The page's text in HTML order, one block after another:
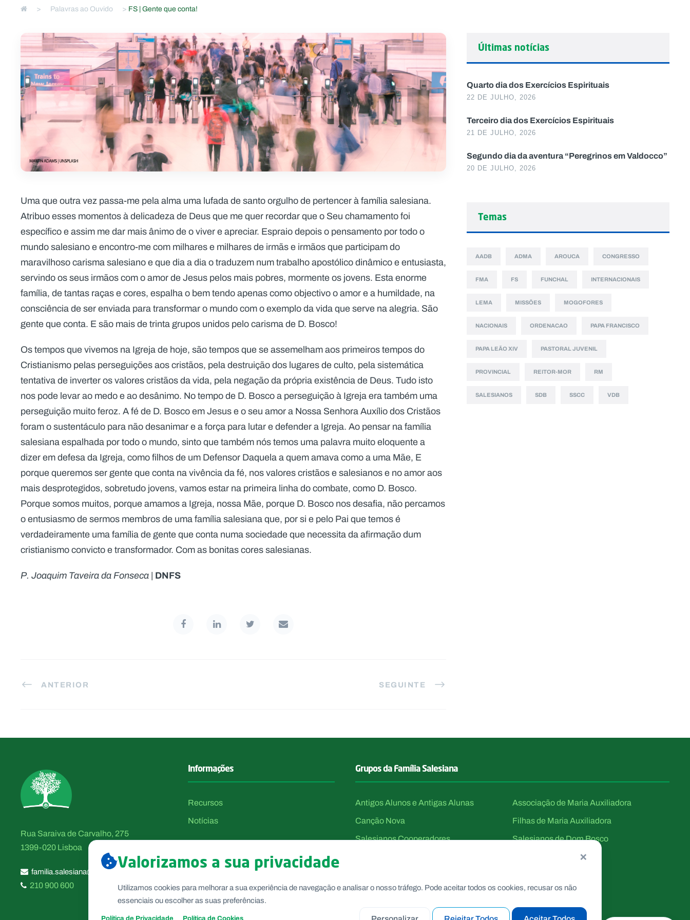
> Palavras ao Ouvido > FS | Gente que conta!
Uma que outra vez passa-me pela alma uma lufada de santo orgulho de pertencer à família salesiana.
Atribuo esses momentos à delicadeza de Deus que me quer recordar que o Seu chamamento foi
específico e assim me dar mais ânimo de o viver e apreciar. Espraio depois o pensamento por todo o
mundo salesiano e encontro-me com milhares e milhares de irmãs e irmãos que participam do
maravilhoso carisma salesiano e que dia a dia o traduzem num trabalho apostólico dinâmico e entusiasta,
servindo os seus irmãos com o amor de Jesus pelos mais pobres, mormente os jovens. Esta enorme
família, de tantas raças e cores, espalha o bem tendo apenas como objectivo o amor e a humildade, na
consciência de ser enviada para transformar o mundo com o exemplo da vida que serve na alegria. São
gente que conta. E são mais de trinta grupos unidos pelo carisma de D. Bosco!
Os tempos que vivemos na Igreja de hoje, são tempos que se assemelham aos primeiros tempos do
Cristianismo pelas perseguições aos cristãos, pela destruição dos lugares de culto, pela sistemática
tentativa de inverter os valores cristãos da vida, pela negação da própria existência de Deus. Tudo isto
nos pode levar ao medo e ao desânimo. No tempo de D. Bosco a perseguição à Igreja era também uma
perseguição muito feroz. A fé de D. Bosco em Jesus e o seu amor a Nossa Senhora Auxílio dos Cristãos
foram o sustentáculo para não desanimar e a força para lutar e defender a Igreja. Ao pensar na família
salesiana espalhada por todo o mundo, sinto que também nós temos uma palavra muito eloquente a
dizer em defesa da Igreja, como filhos de um Defensor Daquela a quem amava como a uma Mãe, E
porque queremos ser gente que conta na vivência da fé, nos valores cristãos e salesianos e no amor aos
mais desprotegidos, sobretudo jovens, vamos estar na primeira linha do combate, como D. Bosco.
Porque somos muitos, porque amamos a Igreja, nossa Mãe, porque D. Bosco nos desafia, não percamos
o entusiasmo de sermos membros de uma família salesiana que, por si e pelo Pai que temos é
verdadeiramente uma família de gente que conta numa sociedade que necessita da afirmação dum
cristianismo convicto e transformador. Com as bonitas cores salesianas.
P. Joaquim Taveira da Fonseca| DNFS
ANTERIOR SEGUINTE
Últimas notícias
Quarto dia dos Exercícios Espirituais
22 DE JULHO, 2026
Terceiro dia dos Exercícios Espirituais
21 DE JULHO, 2026
Segundo dia da aventura “Peregrinos em Valdocco”
20 DE JULHO, 2026
Temas
AADB ADMA AROUCA CONGRESSO
FMA FS FUNCHAL INTERNACIONAIS
LEMA MISSÕES MOGOFORES
NACIONAIS ORDENACAO PAPA FRANCISCO
PAPA LEÃO XIV PASTORAL JUVENIL
PROVINCIAL REITOR-MOR RM
SALESIANOS SDB SSCC VDB
Rua Saraiva de Carvalho, 275
1399-020 Lisboa
familia.salesiana@salesianos.pt
210 900 600
Informações
Recursos
Notícias
Grupos da Família Salesiana
Antigos Alunos e Antigas Alunas
Associação de Maria Auxiliadora
Canção Nova
Filhas de Maria Auxiliadora
Salesianos Cooperadores
Salesianos de Dom Bosco
×
Valorizamos a sua privacidade
Utilizamos cookies para melhorar a sua experiência de navegação e analisar o nosso tráfego. Pode aceitar todos os cookies, recusar os não
essenciais ou escolher as suas preferências.